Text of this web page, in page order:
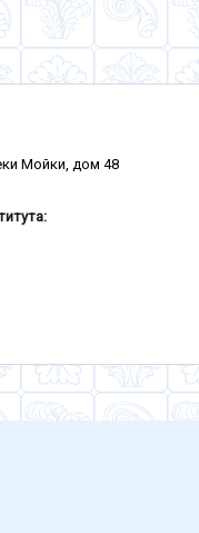
Мойки, дом 48